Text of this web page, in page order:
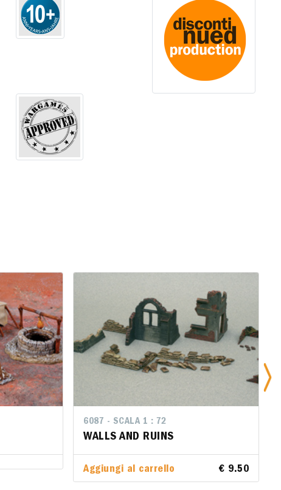
6087 - SCALA 1 : 72
WALLS AND RUINS
Aggiungi al carrello € 9.50
6087 - SCALA 1 : 72
WALLS AND RUINS
Aggiungi al carrello € 9.50